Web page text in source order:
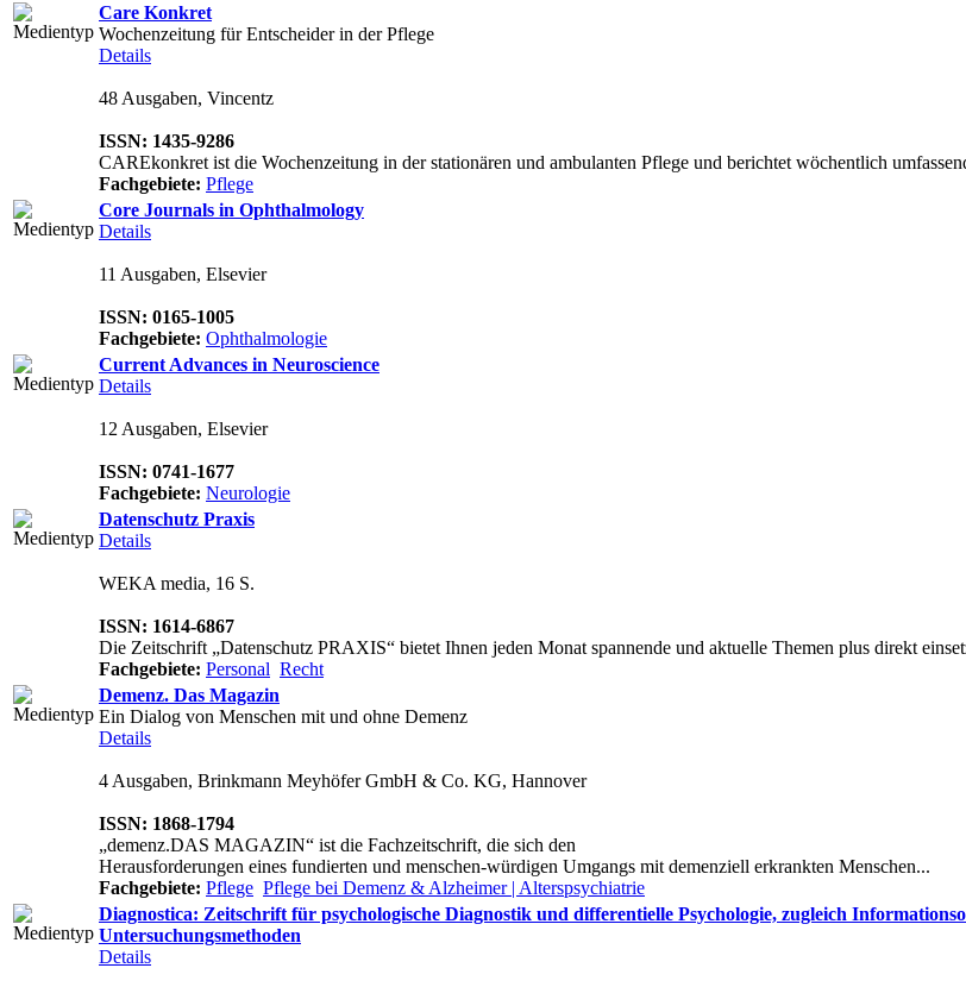
Care Konkret
Wochenzeitung für Entscheider in der Pflege
Details
48 Ausgaben, Vincentz
ISSN: 1435-9286
CAREkonkret ist die Wochenzeitung in der stationären und ambulanten Pflege und berichtet wöchentlich
Fachgebiete: Pflege
Core Journals in Ophthalmology
Details
11 Ausgaben, Elsevier
ISSN: 0165-1005
Fachgebiete: Ophthalmologie
Current Advances in Neuroscience
Details
12 Ausgaben, Elsevier
ISSN: 0741-1677
Fachgebiete: Neurologie
Datenschutz Praxis
Details
WEKA media, 16 S.
ISSN: 1614-6867
Die Zeitschrift „Datenschutz PRAXIS“ bietet Ihnen jeden Monat spannende und aktuelle Themen plus direkt
Fachgebiete: Personal Recht
Demenz. Das Magazin
Ein Dialog von Menschen mit und ohne Demenz
Details
4 Ausgaben, Brinkmann Meyhöfer GmbH & Co. KG, Hannover
ISSN: 1868-1794
„demenz.DAS MAGAZIN“ ist die Fachzeitschrift, die sich den
Herausforderungen eines fundierten und menschen-würdigen Umgangs mit demenziell erkrankten Menschen...
Fachgebiete: Pflege Pflege bei Demenz & Alzheimer | Alterspsychiatrie
Diagnostica: Zeitschrift für psychologische Diagnostik und differentielle Psychologie, zugleich
Untersuchungsmethoden
Details